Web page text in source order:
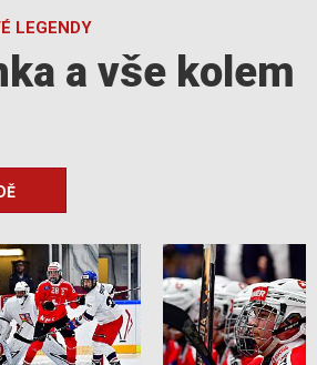
LEGENDY
a vše kolem